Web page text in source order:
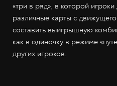
«три в ряд», в которой
различные карты с
составить выигрышную
как в одиночку в режиме
других игроков.